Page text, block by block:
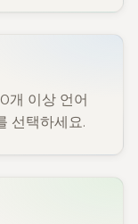
개 이상 언어
선택하세요.